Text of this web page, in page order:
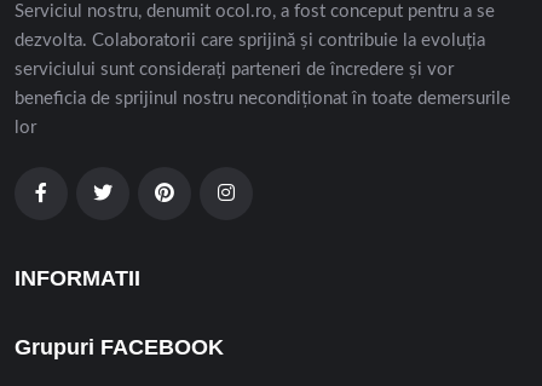
Serviciul nostru, denumit ocol.ro, a fost conceput pentru a se
dezvolta. Colaboratorii care sprijină și contribuie la evoluția
serviciului sunt considerați parteneri de încredere și vor
beneficia de sprijinul nostru necondiționat în toate demersurile
lor
INFORMATII
Grupuri FACEBOOK